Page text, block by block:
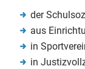
der
aus
in
in